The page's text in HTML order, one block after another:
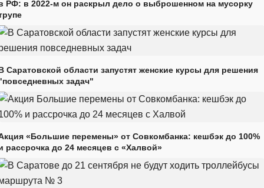
РФ: в 2022-м он раскрыл дело о выброшенном на мусорку
Саратовской области запустят женские курсы для решения
задач"
«Большие перемены» от Совкомбанка: кешбэк до 100%
рассрочка до 24 месяцев с «Халвой»